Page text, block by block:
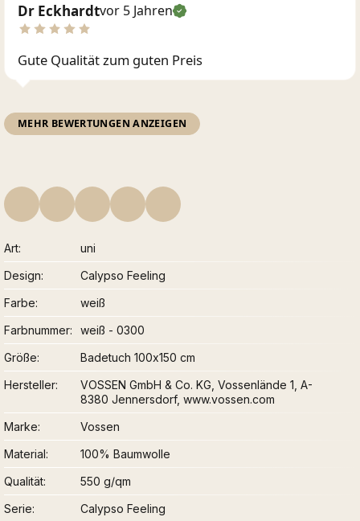
Dr Eckhardtvor 5 Jahren
Gute Qualität zum guten Preis
MEHR BEWERTUNGEN ANZEIGEN
Art
uni
Design
Calypso Feeling
Farbe
weiß
Farbnummer
weiß - 0300
Größe
Badetuch 100x150 cm
Hersteller
VOSSEN GmbH & Co. KG, Vossenlände 1, A-
8380 Jennersdorf, www.vossen.com
Marke
Vossen
Material
100% Baumwolle
Qualität
550 g/qm
Serie
Calypso Feeling